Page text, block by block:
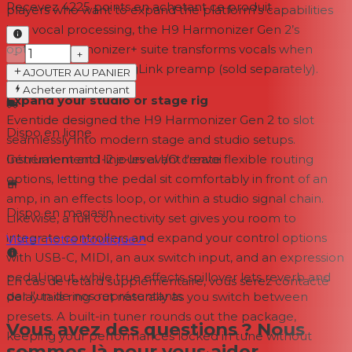
players who want to expand the platform's capabilities
into vocal processing, the H9 Harmonizer Gen 2’s
optional Harmonizer+ suite transforms vocals when
paired with the MixingLink preamp (sold separately).
Expand your studio or stage rig
Eventide designed the H9 Harmonizer Gen 2 to slot
seamlessly into modern stage and studio setups.
Instrument and line-level I/O create flexible routing
options, letting the pedal sit comfortably in front of an
amp, in an effects loop, or within a studio signal chain.
Likewise, a full connectivity set gives you room to
integrate controllers and expand your control options
with USB-C, MIDI, an aux switch input, and an expression
pedal input, while true effects spillover lets reverb and
delay tails ring out naturally as you switch between
presets. A built-in tuner rounds out the package,
keeping your performances locked in tune without
Recevez 4225 points en achetant ce produit
−
+
AJOUTER AU PANIER
Acheter maintenant
Dispo en ligne
Généralement 1-2 joursavant l'envoi
Dispo en magasin
Visiter notre boutique↗
En cas de retard supplémentaire, vous serez contacté
par l'un de nos représentants.
Vous avez des questions ? Nous